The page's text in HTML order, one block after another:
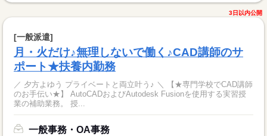
3日以内公開
[一般派遣]
月・火だけ♪無理しないで働く♪CAD講師のサ
ポート★扶養内勤務
／ 夕方よゆう プライベートと両立叶う♪ ＼ 【★専門学校でCAD講師
のお手伝い★】 AutoCADおよびAutodesk Fusionを使用する実習授
業の補助業務。 授...
一般事務・OA事務